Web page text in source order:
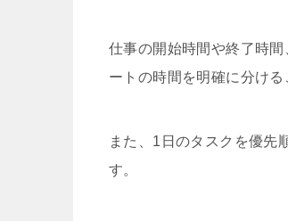
仕事の開始時間や終了時
ートの時間を明確に分ける
また、1日のタスクを優先
す。